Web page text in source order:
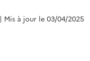
| Mis à jour le 03/04/2025